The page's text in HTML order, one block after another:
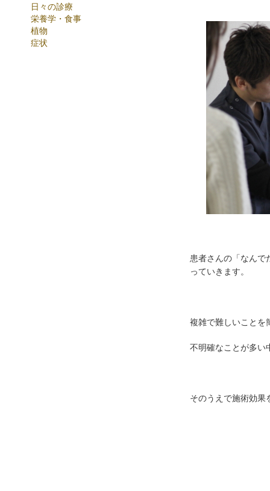
日々の診療
栄養学・食事
植物
症状
患者さんの「なん
っていきます。
複雑で難しいことを
不明確なことが多い
そのうえで施術効果